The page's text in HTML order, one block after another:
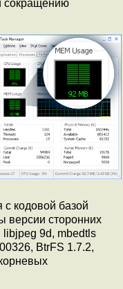
сокращению
кодовой базой
версии сторонних
libjpeg 9d, mbedtls
BtrFS 1.7.2,